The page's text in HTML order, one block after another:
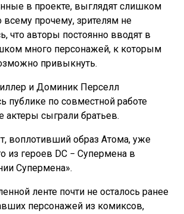
в проекте, выглядят слишком
всему прочему, зрителям не
что авторы постоянно вводят в
много персонажей, к которым
привыкнуть.
и Доминик Перселл
публике по совместной работе
актеры сыграли братьев.
воплотивший образ Атома, уже
из героев DC − Супермена в
Супермена».
ленте почти не осталось ранее
персонажей из комиксов,